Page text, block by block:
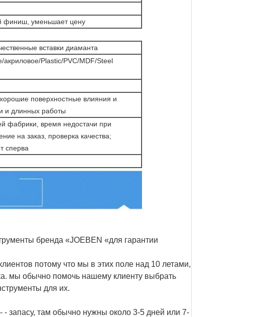
финиш, уменьшает цену
вставки диаманта
Plastic/PVC/MDF/Steel
поверхностные влияния и
и длинных работы
фабрики, время недостачи при
на заказ, проверка качества;
сперва
бренда «JOEBEN «для гарантии
потому что мы в этих поле над 10 летами,
мы обычно помочь нашему клиенту выбрать
для их.
запасу, там обычно нужны около 3-5 дней или 7-